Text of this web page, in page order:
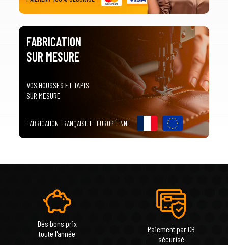
FABRICATION
SUR MESURE
VOS HOUSSES ET TAPIS
SUR MESURE
FABRICATION FRANÇAISE ET EUROPÉENNE
Des bons prix
toute l'année
Paiement par CB
sécurisé